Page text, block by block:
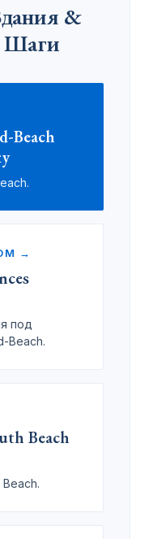
&
Шаги
Beach
→
под
Beach.
Beach